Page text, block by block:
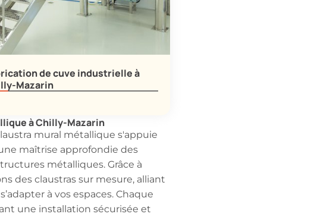
de cuve industrielle à
Mazarin
à Chilly-Mazarin
mural métallique s'appuie
maîtrise approfondie des
métalliques. Grâce à
des claustras sur mesure, alliant
à vos espaces. Chaque
une installation sécurisée et